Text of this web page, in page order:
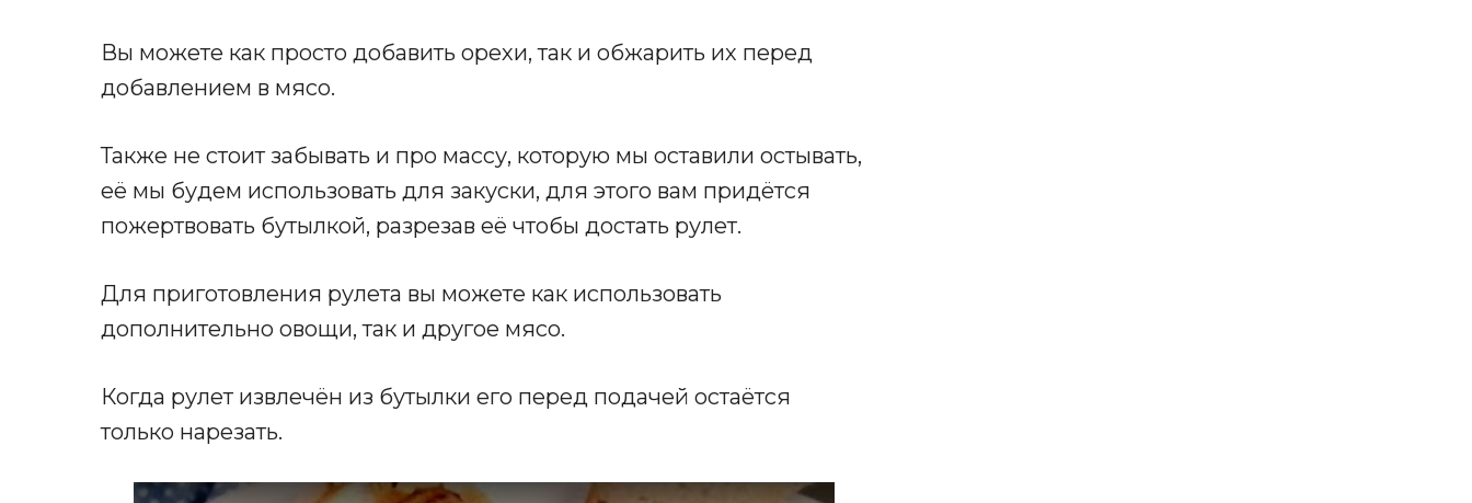
Вы можете как просто добавить орехи, так и обжарить их перед
добавлением в мясо.
Также не стоит забывать и про массу, которую мы оставили остывать,
её мы будем использовать для закуски, для этого вам придётся
пожертвовать бутылкой, разрезав её чтобы достать рулет.
Для приготовления рулета вы можете как использовать
дополнительно овощи, так и другое мясо.
Когда рулет извлечён из бутылки его перед подачей остаётся
только нарезать.